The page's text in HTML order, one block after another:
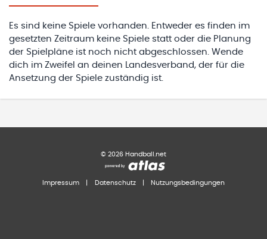
Es sind keine Spiele vorhanden. Entweder es finden im
gesetzten Zeitraum keine Spiele statt oder die Planung
der Spielpläne ist noch nicht abgeschlossen. Wende
dich im Zweifel an deinen Landesverband, der für die
Ansetzung der Spiele zuständig ist.
© 2026 Handball.net
Impressum Datenschutz Nutzungsbedingungen